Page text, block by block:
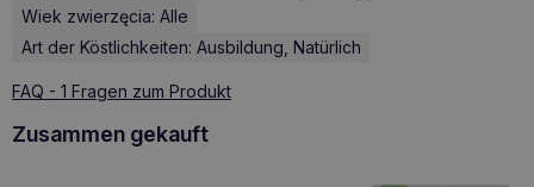
Wiek zwierzęcia: Alle
Art der Köstlichkeiten: Ausbildung, Natürlich
FAQ - 1 Fragen zum Produkt
Zusammen gekauft